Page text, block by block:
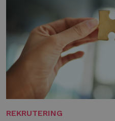
REKRUTERING